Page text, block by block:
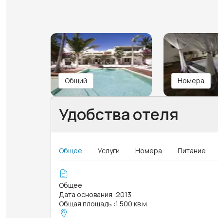
Общий Номера
Удобства отеля
Общее Услуги Номера Питание
Общее
Дата основания :2013
Общая площадь :1 500 кв.м.